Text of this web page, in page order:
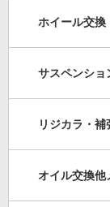
ホイール交換
サスペンショ
リジカラ・補
オイル交換他